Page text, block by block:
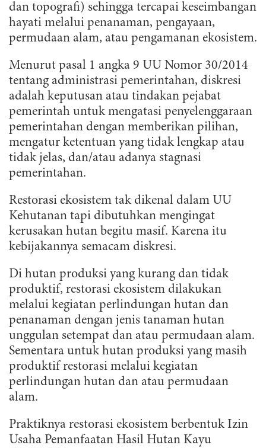
dan topografi) sehingga tercapai keseimbangan
hayati melalui penanaman, pengayaan,
permudaan alam, atau pengamanan ekosistem.
Menurut pasal 1 angka 9 UU Nomor 30/2014
tentang administrasi pemerintahan, diskresi
adalah keputusan atau tindakan pejabat
pemerintah untuk mengatasi penyelenggaraan
pemerintahan dengan memberikan pilihan,
mengatur ketentuan yang tidak lengkap atau
tidak jelas, dan/atau adanya stagnasi
pemerintahan.
Restorasi ekosistem tak dikenal dalam UU
Kehutanan tapi dibutuhkan mengingat
kerusakan hutan begitu masif. Karena itu
kebijakannya semacam diskresi.
Di hutan produksi yang kurang dan tidak
produktif, restorasi ekosistem dilakukan
melalui kegiatan perlindungan hutan dan
penanaman dengan jenis tanaman hutan
unggulan setempat dan atau permudaan alam.
Sementara untuk hutan produksi yang masih
produktif restorasi melalui kegiatan
perlindungan hutan dan atau permudaan
alam.
Praktiknya restorasi ekosistem berbentuk Izin
Usaha Pemanfaatan Hasil Hutan Kayu